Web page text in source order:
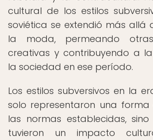
cultural de los estilos
soviética se extendió más allá
la moda, permeando otras
creativas y contribuyendo a
la sociedad en ese período.
Los estilos subversivos en la
solo representaron una
las normas establecidas,
tuvieron un impacto